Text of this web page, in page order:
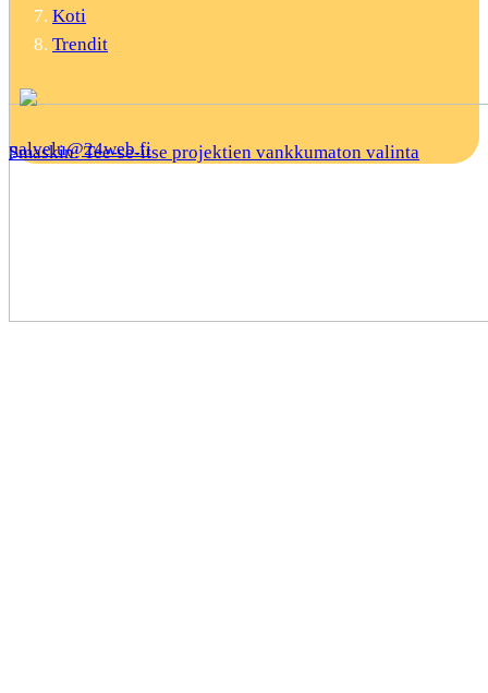
Smaskin: Tee-se-itse projektien vankkumaton valinta
Koti
Trendit
palvelu@24web.fi